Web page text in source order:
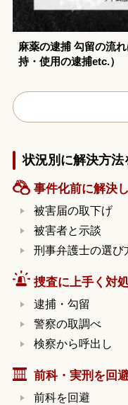
麻薬の逮捕 勾留の流
持・使用の逮捕etc.）
状況別に解決方法
事件化前に解決
被害届の取下げ
被害者と示談
刑事弁護士の選び
捜査に上手く対
逮捕・勾留
警察の取調べ
検察から呼出し
前科・実刑を回
前科を回避